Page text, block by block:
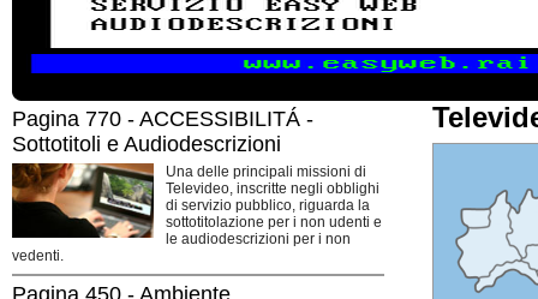
Pagina 770 - ACCESSIBILITÁ -
Sottotitoli e Audiodescrizioni
Una delle principali missioni di
Televideo, inscritte negli obblighi
di servizio pubblico, riguarda la
sottotitolazione per i non udenti e
le audiodescrizioni per i non
vedenti.
Pagina 450 - Ambiente